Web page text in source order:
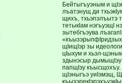
Бейтыгъуэным и
лъатэнущ ди
щихъ, тхьэпэлъытэ
тетыкIам нэгъуэщI
зытебгъэува
щIищIэр зы
цIыхум и хьэл-
здынэсыр
папщIэу
щIэныгъэ уиIэмэщ,